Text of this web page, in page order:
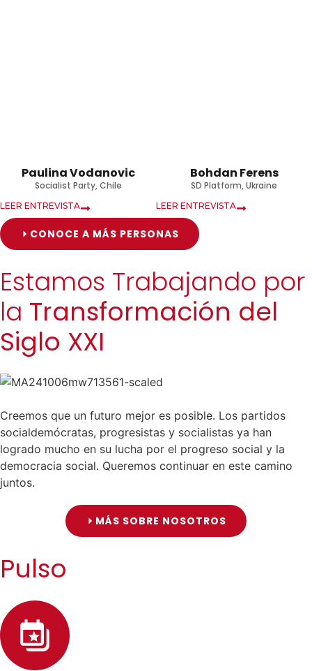
Paulina Vodanovic
Socialist Party, Chile
LEER ENTREVISTA
Bohdan Ferens
SD Platform, Ukraine
LEER ENTREVISTA
CONOCE A MÁS PERSONAS
Estamos Trabajando por
la Transformación del
Siglo XXI
Creemos que un futuro mejor es posible. Los partidos
socialdemócratas, progresistas y socialistas ya han
logrado mucho en su lucha por el progreso social y la
democracia social. Queremos continuar en este camino
juntos.
MÁS SOBRE NOSOTROS
Pulso